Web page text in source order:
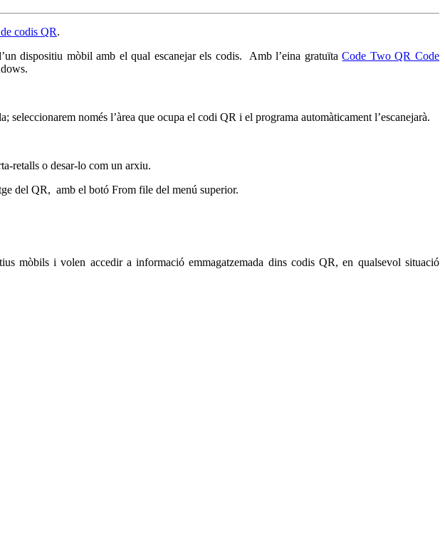
codis QR.
dispositiu mòbil amb el qual escanejar els codis. Amb l’eina gratuïtaCode Two QR Code
només l’àrea que ocupa el codi QR i el programa automàticament l’escanejarà.
retalls o desar-lo com un arxiu.
del QR, amb el botó From file del menú superior.
mòbils i volen accedir a informació emmagatzemada dins codis QR, en qualsevol situació